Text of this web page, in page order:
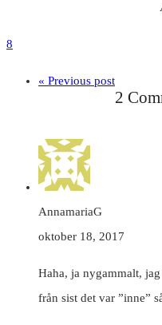
8
« Previous post
2
AnnamariaG
oktober 18, 2017
Haha, ja nygammalt,
från sist det var ”inne”